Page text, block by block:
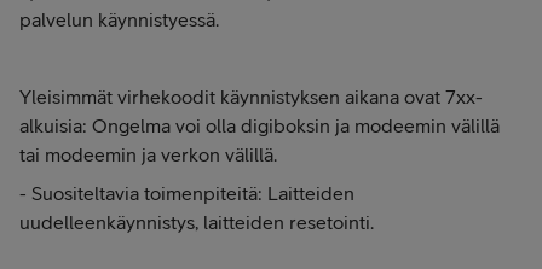
palvelun käynnistyessä.
Yleisimmät virhekoodit käynnistyksen aikana ovat 7xx-
alkuisia: Ongelma voi olla digiboksin ja modeemin välillä
tai modeemin ja verkon välillä.
- Suositeltavia toimenpiteitä: Laitteiden
uudelleenkäynnistys, laitteiden resetointi.